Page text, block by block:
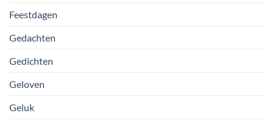
Feestdagen
Gedachten
Gedichten
Geloven
Geluk